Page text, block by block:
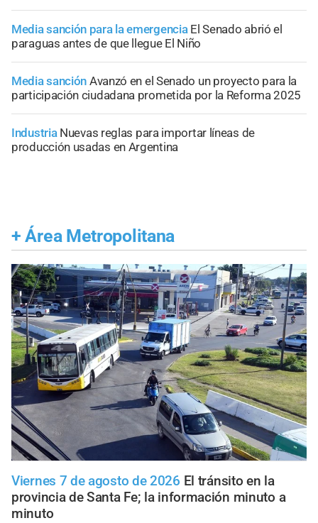
Media sanción para la emergencia El Senado abrió el
paraguas antes de que llegue El Niño
Media sanción Avanzó en el Senado un proyecto para la
participación ciudadana prometida por la Reforma 2025
Industria Nuevas reglas para importar líneas de
producción usadas en Argentina
+ Área Metropolitana
Viernes 7 de agosto de 2026 El tránsito en la
provincia de Santa Fe; la información minuto a
minuto